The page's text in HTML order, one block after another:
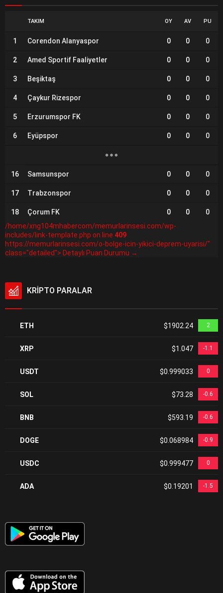
TAKIM OY AV PU
1 Corendon Alanyaspor 0 0 0
2 Amed Sportif Faaliyetler 0 0 0
3 Beşiktaş 0 0 0
4 Çaykur Rizespor 0 0 0
5 Erzurumspor FK 0 0 0
6 Eyüpspor 0 0 0
16 Samsunspor 0 0 0
17 Trabzonspor 0 0 0
18 Çorum FK 0 0
0
/home/xng104mhabercom/memurlarinsesi.com/wp-
includes/link-template.php on line 409
https://memurlarinsesi.com/o-bolge-icin-yikici-deprem-uyarisi/"
class="detailed"> Detaylı Puan Durumu →
KRİPTO PARALAR
ETH $1902.24 2
XRP $1.047 -1.1
USDT $0.999033 0
SOL $73.28 -0.6
BNB $593.19 -0.6
DOGE $0.068984 -0.9
USDC $0.999477 0
ADA $0.19201 -1.5